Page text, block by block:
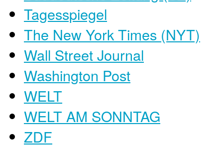
Tagesspiegel
The New York Times (NYT)
Wall Street Journal
Washington Post
WELT
WELT AM SONNTAG
ZDF